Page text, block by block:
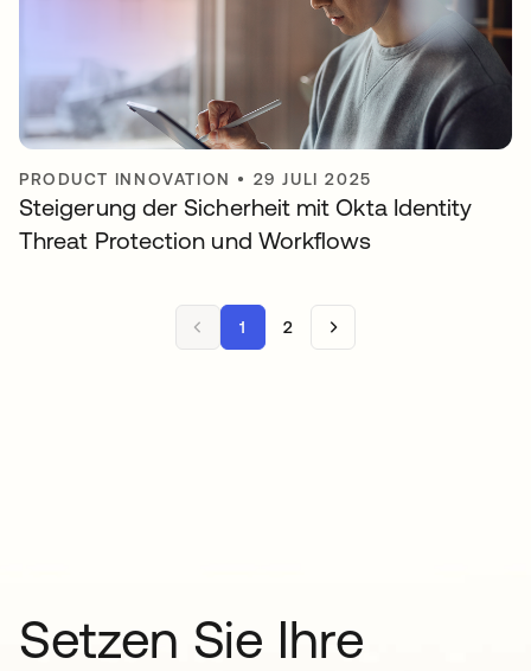
PRODUCT INNOVATION • 29 JULI 2025
Steigerung der Sicherheit mit Okta Identity
Threat Protection und Workflows
1 2
Setzen Sie Ihre